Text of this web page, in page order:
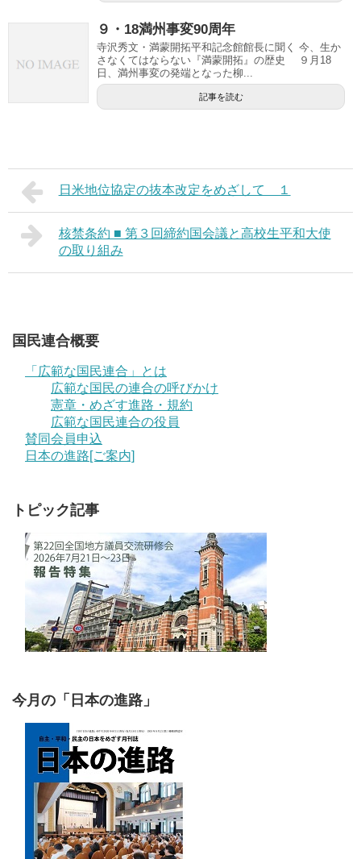
９・18満州事変90周年
寺沢秀文・満蒙開拓平和記念館館長に聞く 今、生か
さなくてはならない『満蒙開拓』の歴史 ９月18
日、満州事変の発端となった柳...
記事を読む
日米地位協定の抜本改定をめざして １
核禁条約 ■ 第３回締約国会議と高校生平和大使
の取り組み
国民連合概要
「広範な国民連合」とは
広範な国民の連合の呼びかけ
憲章・めざす進路・規約
広範な国民連合の役員
賛同会員申込
日本の進路[ご案内]
トピック記事
今月の「日本の進路」